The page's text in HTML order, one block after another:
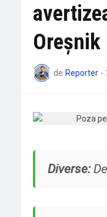
Oreșnik
de Reporter -
Diverse: